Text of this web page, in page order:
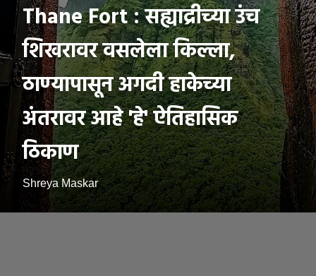
Thane Fort : सह्याद्रीच्या उंच
शिखरावर वसलेला किल्ला,
ठाण्यापासून अगदी हाकेच्या
अंतरावर आहे 'हे' ऐतिहासिक
ठिकाण
Shreya Maskar